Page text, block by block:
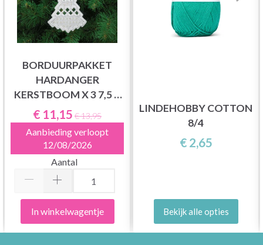
BORDUURPAKKET
HARDANGER
KERSTBOOM X 3 7,5 X
8 CM
€ 11,15 € 13,95
Aanbieding verloopt
12/08/2026
Aantal
In winkelwagentje
LINDEHOBBY COTTON
8/4
€ 2,65
Bekijk alle opties